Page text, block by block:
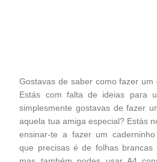
Gostavas de saber como fazer um
Estás com falta de ideias para
simplesmente gostavas de fazer
aquela tua amiga especial? Estás
ensinar-te a fazer um
que precisas é de folhas brancas